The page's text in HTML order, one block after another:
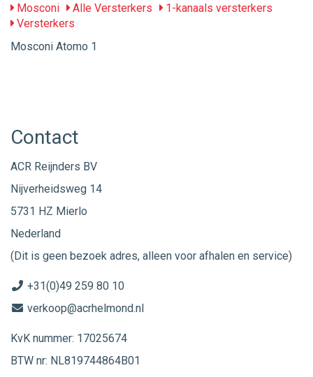
Mosconi
Alle Versterkers
1-kanaals versterkers
Versterkers
Mosconi Atomo 1
Contact
ACR Reijnders BV
Nijverheidsweg 14
5731 HZ Mierlo
Nederland
(Dit is geen bezoek adres, alleen voor afhalen en service)
+31(0)49 259 80 10
verkoop@acrhelmond.nl
KvK nummer: 17025674
BTW nr: NL819744864B01